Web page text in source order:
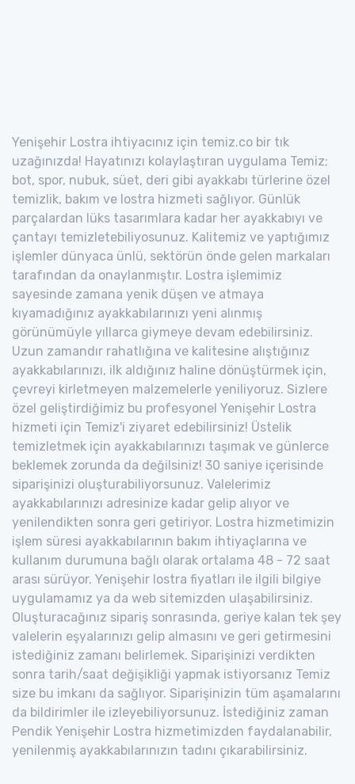
Yenişehir Lostra ihtiyacınız için temiz.co bir tık
uzağınızda! Hayatınızı kolaylaştıran uygulama Temiz;
bot, spor, nubuk, süet, deri gibi ayakkabı türlerine özel
temizlik, bakım ve lostra hizmeti sağlıyor. Günlük
parçalardan lüks tasarımlara kadar her ayakkabıyı ve
çantayı temizletebiliyosunuz. Kalitemiz ve yaptığımız
işlemler dünyaca ünlü, sektörün önde gelen markaları
tarafından da onaylanmıştır. Lostra işlemimiz
sayesinde zamana yenik düşen ve atmaya
kıyamadığınız ayakkabılarınızı yeni alınmış
görünümüyle yıllarca giymeye devam edebilirsiniz.
Uzun zamandır rahatlığına ve kalitesine alıştığınız
ayakkabılarınızı, ilk aldığınız haline dönüştürmek için,
çevreyi kirletmeyen malzemelerle yeniliyoruz. Sizlere
özel geliştirdiğimiz bu profesyonel Yenişehir Lostra
hizmeti için Temiz'i ziyaret edebilirsiniz! Üstelik
temizletmek için ayakkabılarınızı taşımak ve günlerce
beklemek zorunda da değilsiniz! 30 saniye içerisinde
siparişinizi oluşturabiliyorsunuz. Valelerimiz
ayakkabılarınızı adresinize kadar gelip alıyor ve
yenilendikten sonra geri getiriyor. Lostra hizmetimizin
işlem süresi ayakkabılarının bakım ihtiyaçlarına ve
kullanım durumuna bağlı olarak ortalama 48 - 72 saat
arası sürüyor. Yenişehir lostra fiyatları ile ilgili bilgiye
uygulamamız ya da web sitemizden ulaşabilirsiniz.
Oluşturacağınız sipariş sonrasında, geriye kalan tek şey
valelerin eşyalarınızı gelip almasını ve geri getirmesini
istediğiniz zamanı belirlemek. Siparişinizi verdikten
sonra tarih/saat değişikliği yapmak istiyorsanız Temiz
size bu imkanı da sağlıyor. Siparişinizin tüm aşamalarını
da bildirimler ile izleyebiliyorsunuz. İstediğiniz zaman
Pendik Yenişehir Lostra hizmetimizden faydalanabilir,
yenilenmiş ayakkabılarınızın tadını çıkarabilirsiniz.